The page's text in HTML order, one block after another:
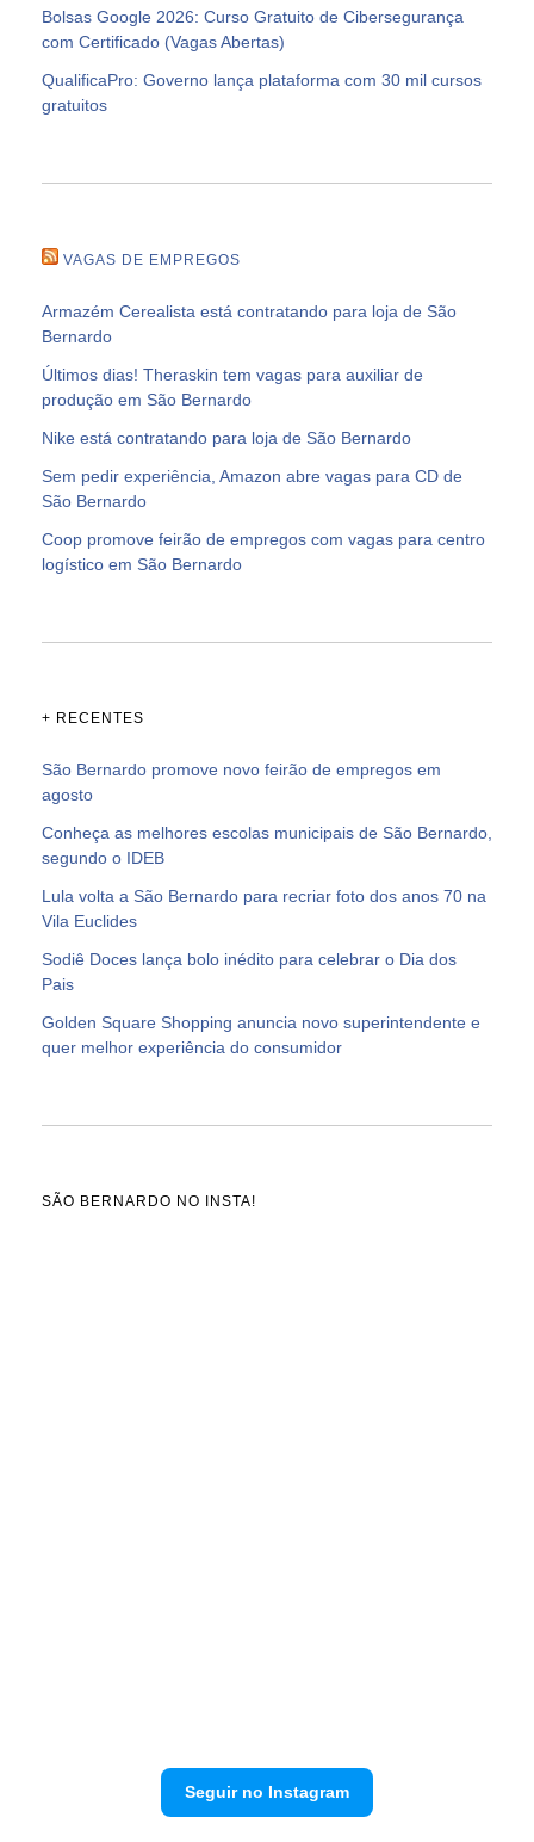
Bolsas Google 2026: Curso Gratuito de Cibersegurança
com Certificado (Vagas Abertas)
QualificaPro: Governo lança plataforma com 30 mil cursos
gratuitos
VAGAS DE EMPREGOS
Armazém Cerealista está contratando para loja de São
Bernardo
Últimos dias! Theraskin tem vagas para auxiliar de
produção em São Bernardo
Nike está contratando para loja de São Bernardo
Sem pedir experiência, Amazon abre vagas para CD de
São Bernardo
Coop promove feirão de empregos com vagas para centro
logístico em São Bernardo
+ RECENTES
São Bernardo promove novo feirão de empregos em
agosto
Conheça as melhores escolas municipais de São Bernardo,
segundo o IDEB
Lula volta a São Bernardo para recriar foto dos anos 70 na
Vila Euclides
Sodiê Doces lança bolo inédito para celebrar o Dia dos
Pais
Golden Square Shopping anuncia novo superintendente e
quer melhor experiência do consumidor
SÃO BERNARDO NO INSTA!
Seguir no Instagram